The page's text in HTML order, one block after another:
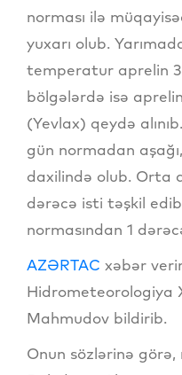
norması ilə
yuxarı olub.
temperatur aprelin
bölgələrdə isə
(Yevlax) qeydə
gün normadan
daxilində olub. Orta
dərəcə isti təşkil
normasından 1
AZƏRTAC xəbər
Hidrometeorologiya
Mahmudov bildirib.
Onun sözlərinə